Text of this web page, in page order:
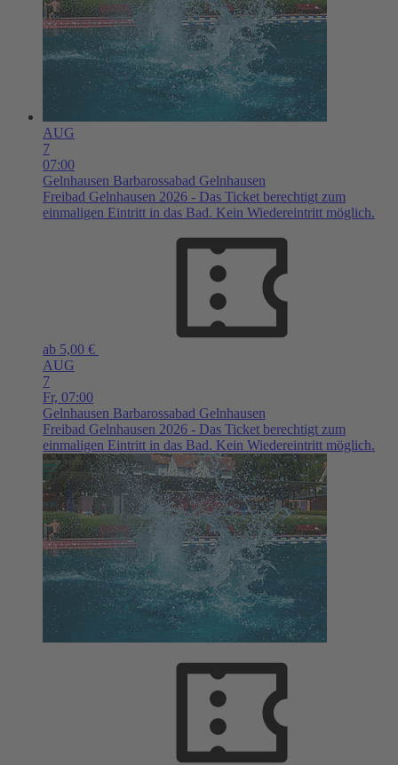
AUG
7
07:00
Gelnhausen Barbarossabad Gelnhausen
Freibad Gelnhausen 2026 - Das Ticket berechtigt zum
einmaligen Eintritt in das Bad. Kein Wiedereintritt möglich.
ab 5,00 €
AUG
7
Fr, 07:00
Gelnhausen Barbarossabad Gelnhausen
Freibad Gelnhausen 2026 - Das Ticket berechtigt zum
einmaligen Eintritt in das Bad. Kein Wiedereintritt möglich.